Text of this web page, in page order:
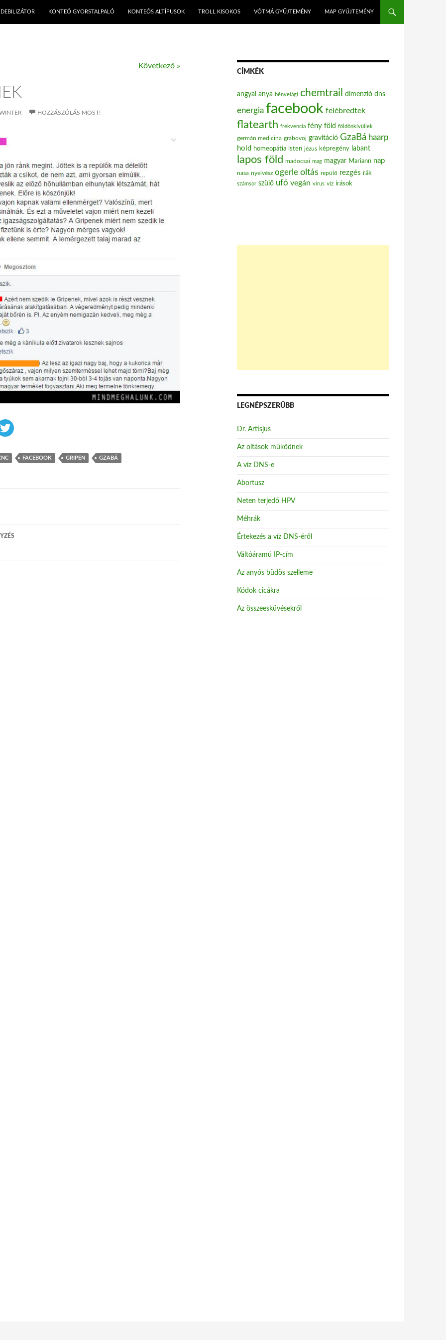
DEBILIZÁTOR
KONTEÓ GYORSTALPALÓ KONTEÓS ALTÍPUSOK TROLL KISOKOS VÓTMÁ GYŰJTEMÉNY MAP GYŰJTEMÉNY
Következő »
HOZZÁSZÓLÁS MOST!
FACEBOOK GRIPEN GZABÁ
CÍMKÉK
angyal anya bényeiági chemtrail dimenzió dns
energia facebook felébredtek
flatearth frekvencia fény föld földönkívüliek
germán medicina grabovoj gravitáció GzaBá haarp
hold homeopátia isten jézus képregény labant
lapos föld madocsai mag magyar Mariann nap
nasa nyelvész ogerle oltás repülő rezgés rák
számsor szülő ufó vegán vírus víz írások
LEGNÉPSZERŰBB
Dr. Artisjus
Az oltások működnek
A víz DNS-e
Abortusz
Neten terjedő HPV
Méhrák
Értekezés a víz DNS-éről
Váltóáramú IP-cím
Az anyós büdös szelleme
Kódok cicákra
Az összeesküvésekről